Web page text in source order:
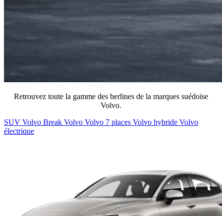
Retrouvez toute la gamme des berlines de la marques suédoise
Volvo.
SUV Volvo Break Volvo Volvo 7 places Volvo hybride Volvo
électrique